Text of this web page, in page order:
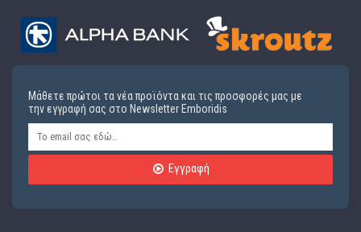
Μάθετε πρώτοι τα νέα προϊόντα και τις προσφορές μας με
την εγγραφή σας στο Newsletter Emboridis
Εγγραφή